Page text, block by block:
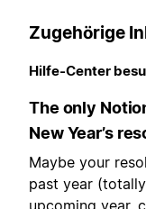
Zugehörige
Hilfe-Center
The only
New Year’s
Maybe your
past year